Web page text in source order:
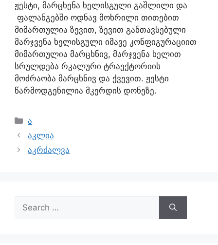
ჟესტი, მარცხენა ხელისგული გაშლილი და
ფალანგებში ოდნავ მოხრილი თითებით
მიმართულია ზევით, ზევით განთავსებული
მარჯვენა ხელისგული იმავე კონფიგურაციით
მიმართულია მარცხნივ, მარჯვენა ხელით
სრულდება რკალური ტრაექტორიის
მოძრაობა მარცხნივ და ქვევით. ჟესტი
წარმოდგენილია მკერდის დონეზე.
ა
აკლია
აკრძალვა